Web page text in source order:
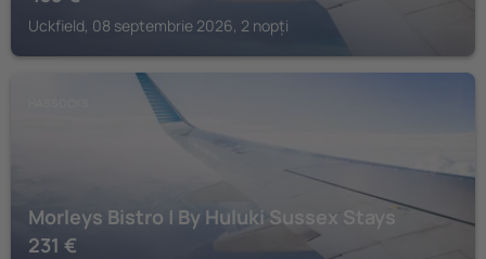
Uckfield, 08 septembrie 2026, 2 nopți
Morleys Bistro | By Huluki Sussex Stays
231 €